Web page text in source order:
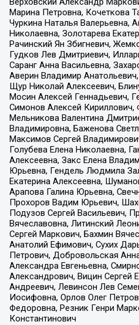
Марина Петровна, Кочеткова
Чуркина Наталья Валерьевна,
Николаевна, Золотарева
Рачинский Ян Збигневич,
Гудков Лев Дмитриевич,
Саранг Анна Васильевна,
Аверин Владимир
Щур Николай Алексеевич,
Мосин Алексей Геннадьевич,
Симонов Алексей Кириллович,
Мельникова Валентина
Владимировна, Баженова
Максимов Сергей
Голубева Елена Николаевна,
Алексеевна, Закс Елена
Юрьевна, Гендель Людмила
Екатерина Алексеевна,
Арапова Галина Юрьевна,
Прохоров Вадим Юрьевич,
Подузов Сергей Васильевич,
Вячеславовна, Литинский
Сергей Маркович, Бахмин
Анатолий Ефимович, Сухих
Петрович, Добровольская
Александра Евгеньевна,
Александрович, Вицин Сергей
Андреевич, Левинсон Лев
Иосифовна, Орлов Олег
Федоровна, Резник Генри
Константинович